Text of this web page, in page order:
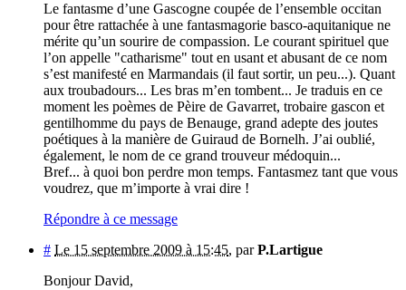
Le fantasme d’une Gascogne coupée de l’ensemble occitan
pour être rattachée à une fantasmagorie basco-aquitanique ne
mérite qu’un sourire de compassion. Le courant spirituel que
l’on appelle "catharisme" tout en usant et abusant de ce nom
s’est manifesté en Marmandais (il faut sortir, un peu...). Quant
aux troubadours... Les bras m’en tombent... Je traduis en ce
moment les poèmes de Pèire de Gavarret, trobaire gascon et
gentilhomme du pays de Benauge, grand adepte des joutes
poétiques à la manière de Guiraud de Bornelh. J’ai oublié,
également, le nom de ce grand trouveur médoquin...
Bref... à quoi bon perdre mon temps. Fantasmez tant que vous
voudrez, que m’importe à vrai dire !
Répondre à ce message
# Le 15 septembre 2009 à 15:45, parP.Lartigue
Bonjour David,